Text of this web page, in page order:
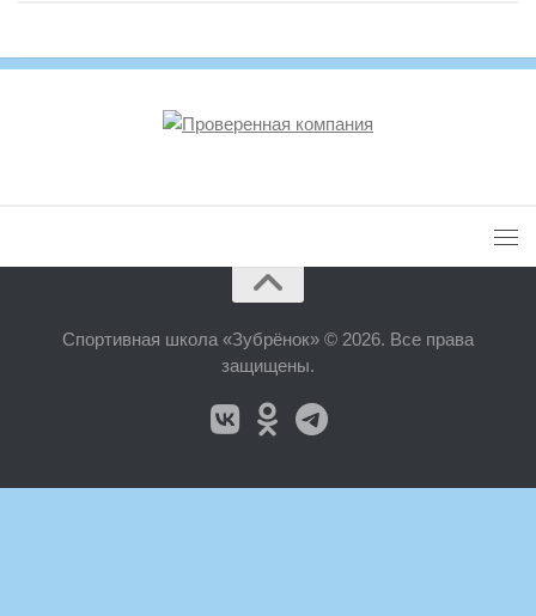
Спортивная школа «Зубрёнок» © 2026. Все права
защищены.